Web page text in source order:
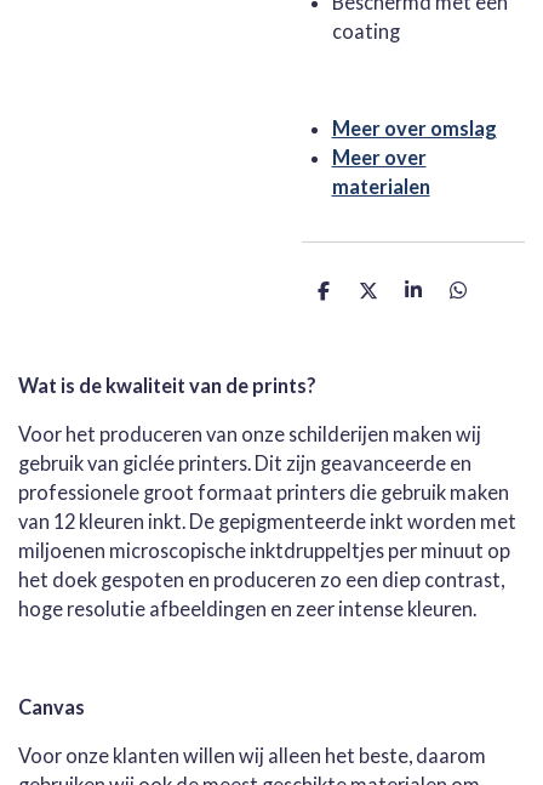
coating
Meer over omslag
Meer over
materialen
D
D
S
D
Wat is de kwaliteit van de prints?
Voor het produceren van onze schilderijen maken wij
gebruik van giclée printers. Dit zijn geavanceerde en
professionele groot formaat printers die gebruik maken
van 12 kleuren inkt. De gepigmenteerde inkt worden met
miljoenen microscopische inktdruppeltjes per minuut op
het doek gespoten en produceren zo een diep contrast,
hoge resolutie afbeeldingen en zeer intense kleuren.
Canvas
Voor onze klanten willen wij alleen het beste, daarom